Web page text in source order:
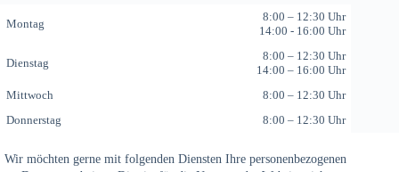
Wir möchten gerne mit folgenden Diensten Ihre personenbezogenen
Montag
8:00 – 12:30 Uhr
14:00 - 16:00 Uhr
Dienstag
8:00 – 12:30 Uhr
14:00 – 16:00 Uhr
Mittwoch
8:00 – 12:30 Uhr
Donnerstag
8:00 – 12:30 Uhr
© Website-Concept 2026 byORGANIX Internetagentur